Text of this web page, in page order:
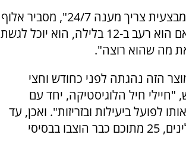
"לוחם בתעסוקה מבצעית צריך מענה 24/7", מסביר אלוף
ינקו, "עכשיו, גם אם הוא רעב ב-12 בלילה, הוא יוכל לגשת
מה שהוא רוצה".
הזה נהגתה לפני כחודש וחצי
"חיילי חיל הלוגיסטיקה, יחד עם
לפועל ביעילות ובזריזות". ואכן, עד
כה נבנו 60 טרקלינים, 25 מתוכם כבר הוצבו בבסיסי